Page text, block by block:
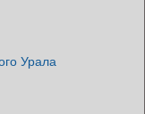
Урала